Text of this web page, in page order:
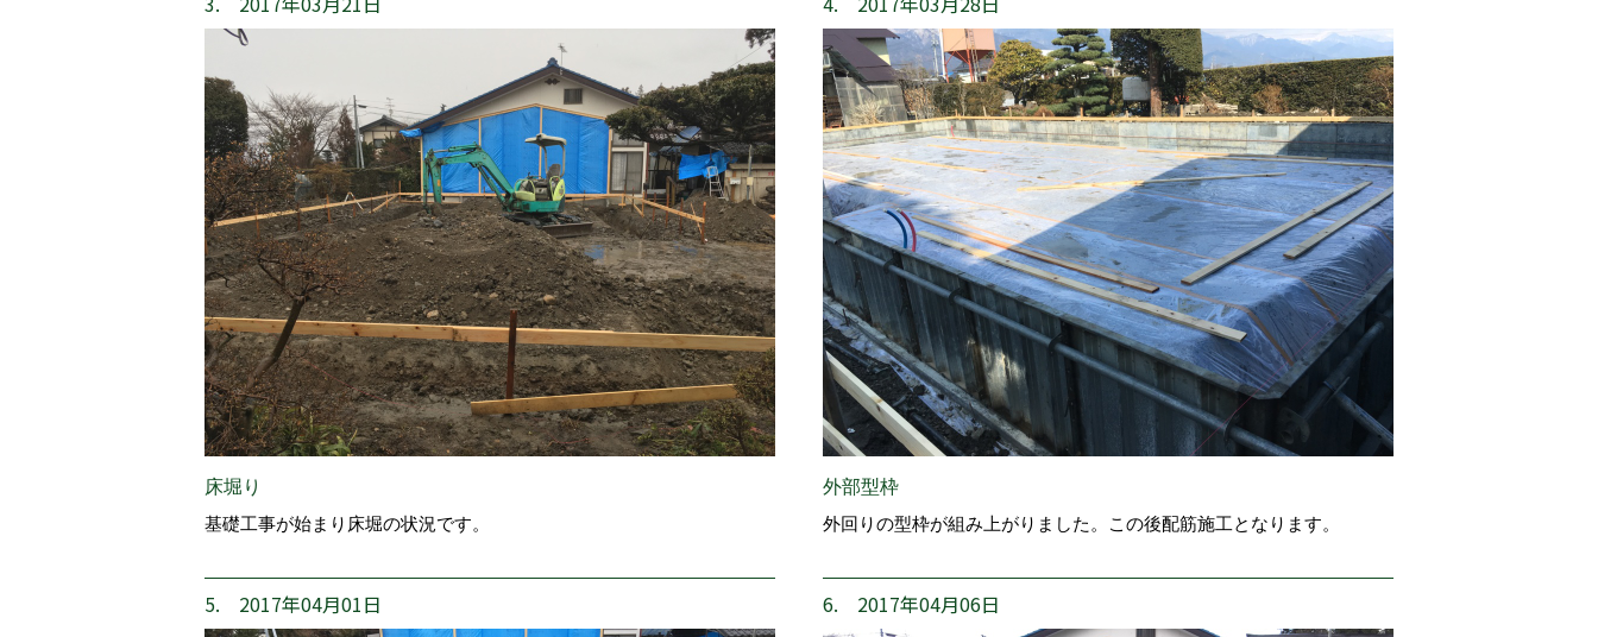
床堀り
基礎工事が始まり床堀の状況です。
外部型枠
外回りの型枠が組み上がりました。この後配筋施工となります。
5. 2017年04月01日 6. 2017年04月06日